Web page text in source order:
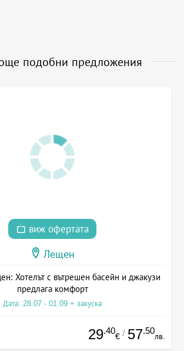
подобни предложения
виж офертата
Лещен
Хотелът с вътрешен басейн и джакузи
предлага комфорт
Дата: 28.07 - 01.09 + закуска
29.40
€ / 57.50
лв.